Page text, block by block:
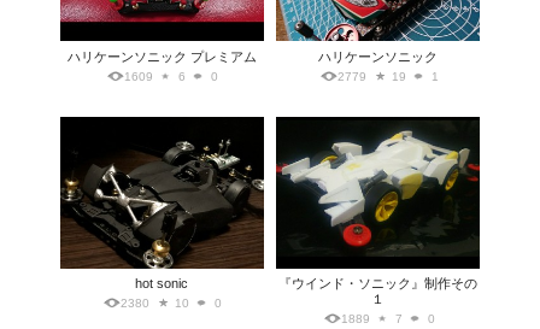
ハリケーンソニック プレミアム
1609 6 0
ハリケーンソニック
2779 19 1
hot sonic
2380 10 0
『ウインド・ソニック』制作その
１
1889 7 0